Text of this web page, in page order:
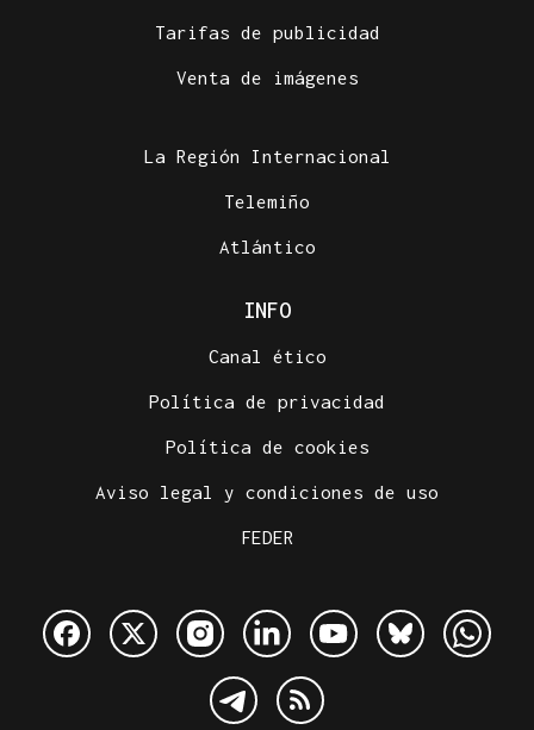
Tarifas de publicidad
Venta de imágenes
La Región Internacional
Telemiño
Atlántico
INFO
Canal ético
Política de privacidad
Política de cookies
Aviso legal y condiciones de uso
FEDER